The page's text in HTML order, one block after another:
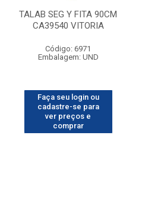
TALAB SEG Y FITA 90CM
CA39540 VITORIA
Código: 6971
Embalagem: UND
Faça seu login ou
cadastre-se para
ver preços e
comprar